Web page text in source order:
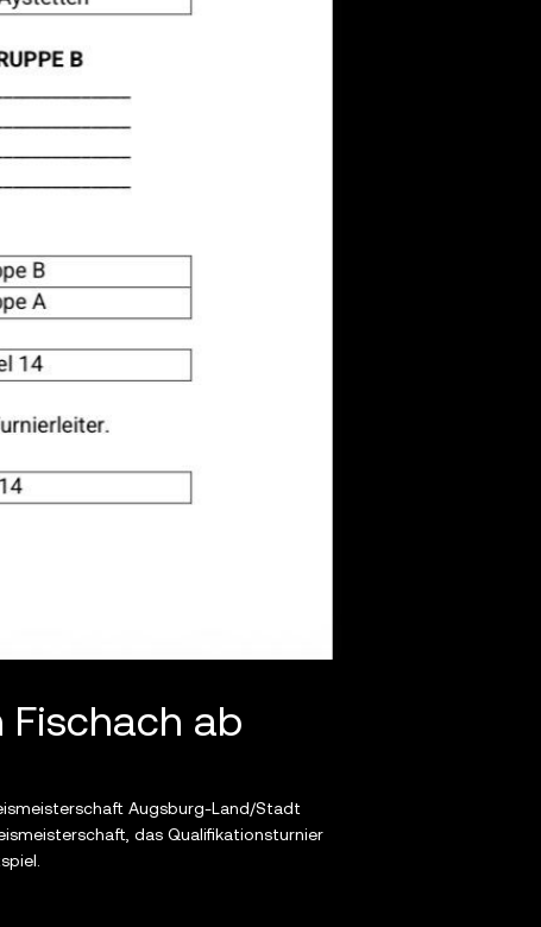
Fischach ab
Augsburg-Land/Stadt
das Qualifikationsturnier